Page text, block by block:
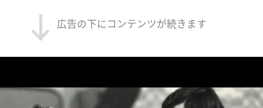
広告の下にコンテンツが続きます